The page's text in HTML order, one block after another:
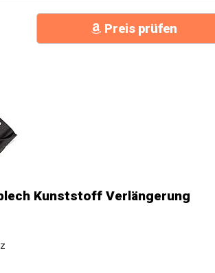
Preis prüfen
Kunststoff Verlängerung